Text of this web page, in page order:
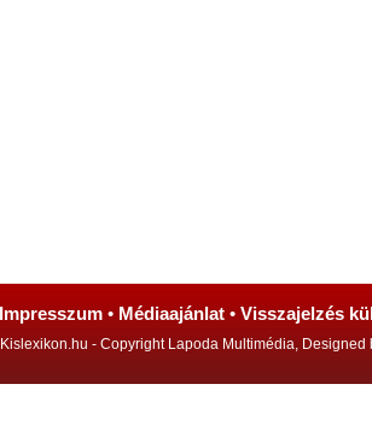
Impresszum • Médiaajánlat • Visszajelzés
- Copyright Lapoda Multimédia, Designed